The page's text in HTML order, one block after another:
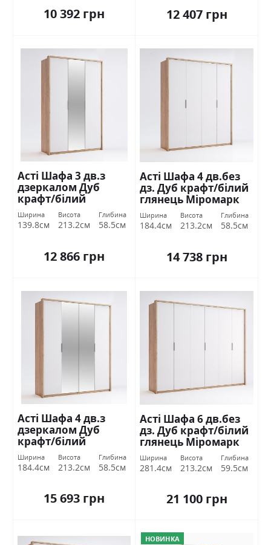
10 392 грн 12 407 грн
Асті Шафа 3 дв.з
дзеркалом Дуб
крафт/білий
глянець Міромарк
Ширина
139.8см
Висота
213.2см
Глибина
58.5см
12 866 грн
Асті Шафа 4 дв.без
дз. Дуб крафт/білий
глянець Міромарк
Ширина
184.4см
Висота
213.2см
Глибина
58.5см
14 738 грн
Асті Шафа 4 дв.з
дзеркалом Дуб
крафт/білий
глянець Міромарк
Ширина
184.4см
Висота
213.2см
Глибина
58.5см
15 693 грн
Асті Шафа 6 дв.без
дз. Дуб крафт/білий
глянець Міромарк
Ширина
281.4см
Висота
213.2см
Глибина
59.5см
21 100 грн
НОВИНКА